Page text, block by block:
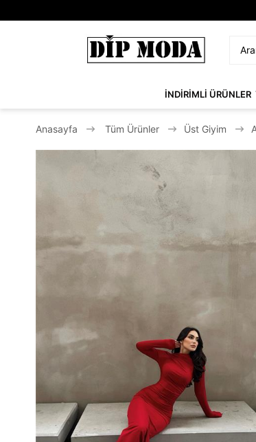
İNDİRİMLİ ÜRÜNLER
Anasayfa Tüm Ürünler Üst Giyim